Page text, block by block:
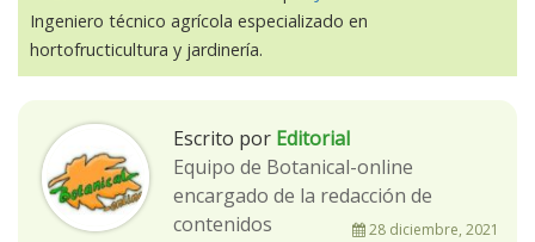
Ingeniero técnico agrícola especializado en
hortofructicultura y jardinería.
Escrito por Editorial
Equipo de Botanical-online
encargado de la redacción de
contenidos
28 diciembre, 2021